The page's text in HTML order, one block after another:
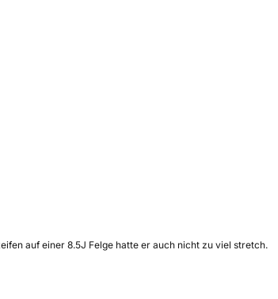
auf einer 8.5J Felge hatte er auch nicht zu viel stretch.